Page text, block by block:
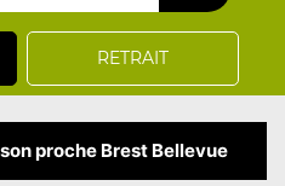
RETRAIT
proche Brest Bellevue